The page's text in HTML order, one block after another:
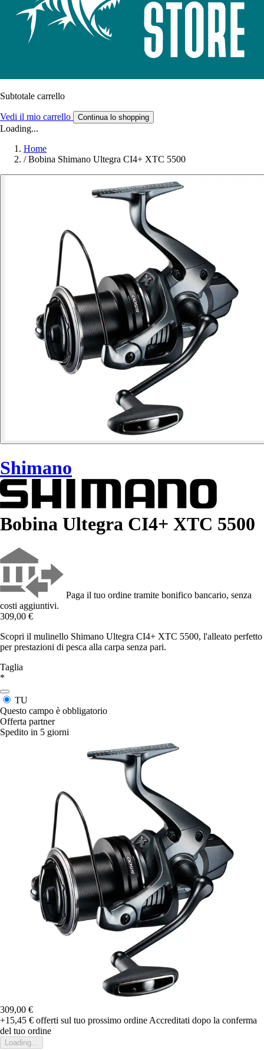
Subtotale carrello
Vedi il mio carrello Continua lo shopping
Loading...
Home
/ Bobina Shimano Ultegra CI4+ XTC 5500
Shimano
Bobina Ultegra CI4+ XTC 5500
Paga il tuo ordine tramite bonifico bancario, senza
costi aggiuntivi.
309,00 €
Scopri il mulinello Shimano Ultegra CI4+ XTC 5500, l'alleato perfetto
per prestazioni di pesca alla carpa senza pari.
Taglia
*
TU
Questo campo è obbligatorio
Offerta partner
Spedito in 5 giorni
309,00 €
+15,45 € offerti sul tuo prossimo ordine Accreditati dopo la conferma
del tuo ordine
Loading...